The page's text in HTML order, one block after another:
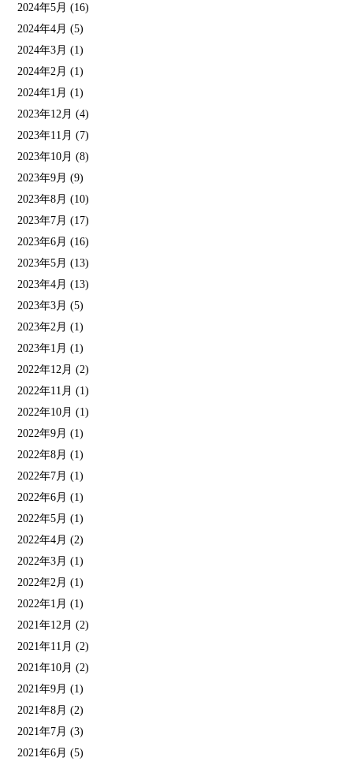
2024年5月 (16)
2024年4月 (5)
2024年3月 (1)
2024年2月 (1)
2024年1月 (1)
2023年12月 (4)
2023年11月 (7)
2023年10月 (8)
2023年9月 (9)
2023年8月 (10)
2023年7月 (17)
2023年6月 (16)
2023年5月 (13)
2023年4月 (13)
2023年3月 (5)
2023年2月 (1)
2023年1月 (1)
2022年12月 (2)
2022年11月 (1)
2022年10月 (1)
2022年9月 (1)
2022年8月 (1)
2022年7月 (1)
2022年6月 (1)
2022年5月 (1)
2022年4月 (2)
2022年3月 (1)
2022年2月 (1)
2022年1月 (1)
2021年12月 (2)
2021年11月 (2)
2021年10月 (2)
2021年9月 (1)
2021年8月 (2)
2021年7月 (3)
2021年6月 (5)